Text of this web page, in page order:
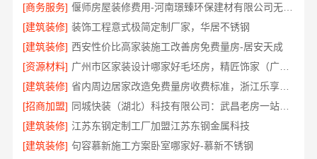
[商务服务]
偃师房屋装修费用-河南璟臻环保建材有限公司无隐形消费
[建筑装修] 装饰工程意式极简定制厂家，华居不锈钢
[建筑装修] 西安性价比高家装施工改善房免费量房-居安天成
[资源材料]
广州市区家装设计哪家好毛坯房，精匠饰家（广州）家居建材有限公司全铝定制
[建筑装修]
省内周边居家改造免费量房收费标准，浙江乐享新材料有限公司
[招商加盟]
同城快装（湖北）科技有限公司：武昌老房一站式装修北欧风靠谱
[建筑装修] 江苏东钢定制工厂加盟江苏东钢金属科技
[建筑装修] 句容慕新施工方案卧室哪家好-慕新不锈钢